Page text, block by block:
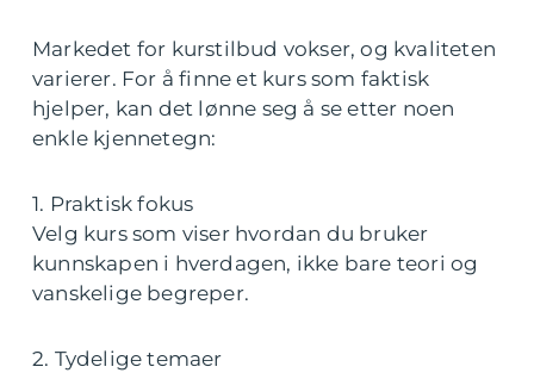
Markedet for kurstilbud vokser, og kvaliteten
varierer. For å finne et kurs som faktisk
hjelper, kan det lønne seg å se etter noen
enkle kjennetegn:
1. Praktisk fokus
Velg kurs som viser hvordan du bruker
kunnskapen i hverdagen, ikke bare teori og
vanskelige begreper.
2. Tydelige temaer